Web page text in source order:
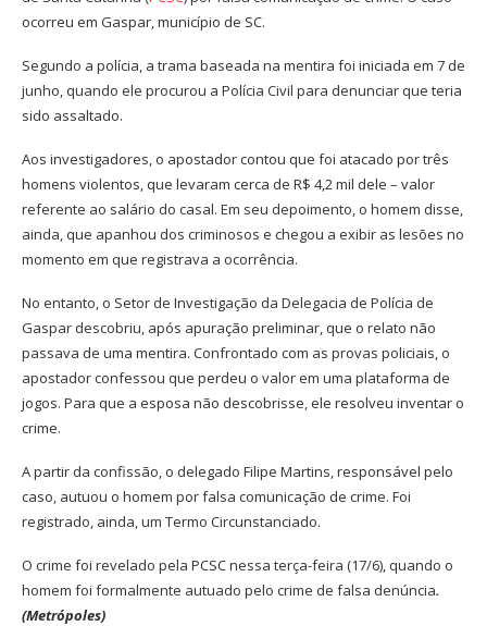
ocorreu em Gaspar, município de SC.
Segundo a polícia, a trama baseada na mentira foi iniciada em 7 de
junho, quando ele procurou a Polícia Civil para denunciar que teria
sido assaltado.
Aos investigadores, o apostador contou que foi atacado por três
homens violentos, que levaram cerca de R$ 4,2 mil dele – valor
referente ao salário do casal. Em seu depoimento, o homem disse,
ainda, que apanhou dos criminosos e chegou a exibir as lesões no
momento em que registrava a ocorrência.
No entanto, o Setor de Investigação da Delegacia de Polícia de
Gaspar descobriu, após apuração preliminar, que o relato não
passava de uma mentira. Confrontado com as provas policiais, o
apostador confessou que perdeu o valor em uma plataforma de
jogos. Para que a esposa não descobrisse, ele resolveu inventar o
crime.
A partir da confissão, o delegado Filipe Martins, responsável pelo
caso, autuou o homem por falsa comunicação de crime. Foi
registrado, ainda, um Termo Circunstanciado.
O crime foi revelado pela PCSC nessa terça-feira (17/6), quando o
homem foi formalmente autuado pelo crime de falsa denúncia.
(Metrópoles)